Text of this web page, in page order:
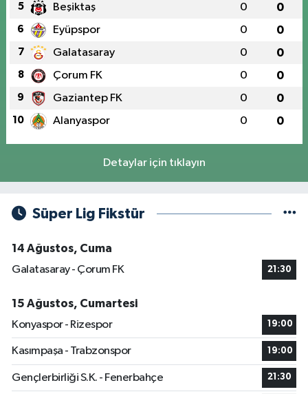
5 Beşiktaş 0 0
6 Eyüpspor 0 0
7 Galatasaray 0 0
8 Çorum FK 0 0
9 Gaziantep FK 0 0
10 Alanyaspor 0 0
Detaylar için tıklayın
Süper Lig Fikstür
14 Ağustos, Cuma
Galatasaray - Çorum FK
21:30
15 Ağustos, Cumartesi
Konyaspor - Rizespor
19:00
Kasımpaşa - Trabzonspor 19:00
Gençlerbirliği S.K. - Fenerbahçe 21:30